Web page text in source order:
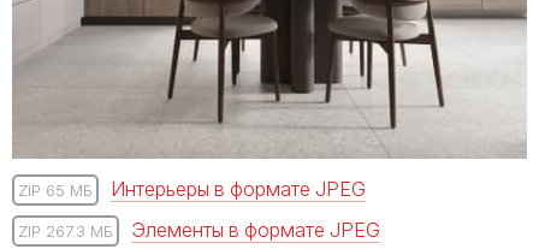
ZIP 65 МБ Интерьеры в формате JPEG
ZIP 267.3 МБ Элементы в формате JPEG